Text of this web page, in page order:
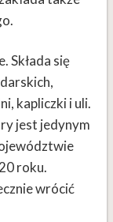
Składa się
kapliczki i uli.
jest jedynym
roku.
wrócić